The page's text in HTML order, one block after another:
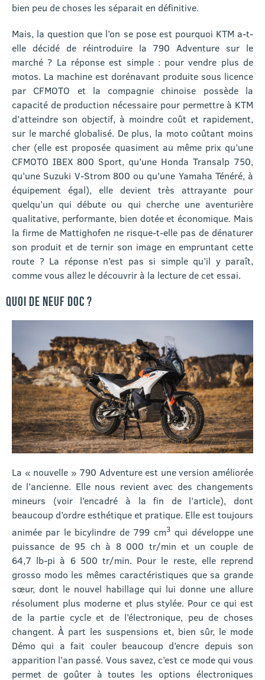
bien peu de choses les séparait en définitive.
Mais, la question que l’on se pose est pourquoi KTM a-t-
elle décidé de réintroduire la 790 Adventure sur le
marché ? La réponse est simple : pour vendre plus de
motos. La machine est dorénavant produite sous licence
par CFMOTO et la compagnie chinoise possède la
capacité de production nécessaire pour permettre à KTM
d’atteindre son objectif, à moindre coût et rapidement,
sur le marché globalisé. De plus, la moto coûtant moins
cher (elle est proposée quasiment au même prix qu’une
CFMOTO IBEX 800 Sport, qu’une Honda Transalp 750,
qu’une Suzuki V-Strom 800 ou qu’une Yamaha Ténéré, à
équipement égal), elle devient très attrayante pour
quelqu’un qui débute ou qui cherche une aventurière
qualitative, performante, bien dotée et économique. Mais
la firme de Mattighofen ne risque-t-elle pas de dénaturer
son produit et de ternir son image en empruntant cette
route ? La réponse n’est pas si simple qu’il y paraît,
comme vous allez le découvrir à la lecture de cet essai.
QUOI DE NEUF DOC ?
La « nouvelle » 790 Adventure est une version améliorée
de l’ancienne. Elle nous revient avec des changements
mineurs (voir l’encadré à la fin de l’article), dont
beaucoup d’ordre esthétique et pratique. Elle est toujours
animée par le bicylindre de 799 cm3 qui développe une
puissance de 95 ch à 8 000 tr/min et un couple de
64,7 lb-pi à 6 500 tr/min. Pour le reste, elle reprend
grosso modo les mêmes caractéristiques que sa grande
sœur, dont le nouvel habillage qui lui donne une allure
résolument plus moderne et plus stylée. Pour ce qui est
de la partie cycle et de l’électronique, peu de choses
changent. À part les suspensions et, bien sûr, le mode
Démo qui a fait couler beaucoup d’encre depuis son
apparition l’an passé. Vous savez, c’est ce mode qui vous
permet de goûter à toutes les options électroniques